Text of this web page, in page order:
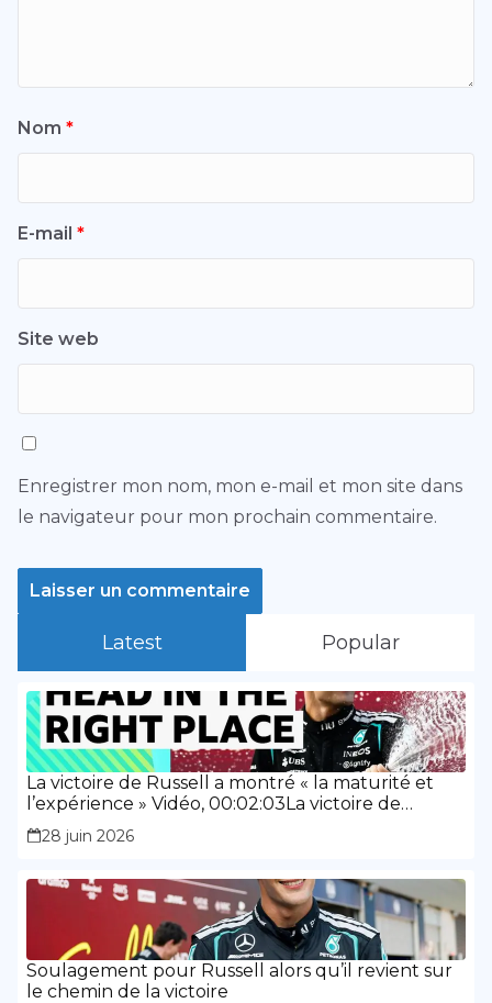
Nom *
E-mail *
Site web
Enregistrer mon nom, mon e-mail et mon site dans
le navigateur pour mon prochain commentaire.
Latest Popular
La victoire de Russell a montré « la maturité et
l’expérience » Vidéo, 00:02:03La victoire de
Russell a montré « la maturité et l’expérience »
28 juin 2026
Soulagement pour Russell alors qu’il revient sur
le chemin de la victoire